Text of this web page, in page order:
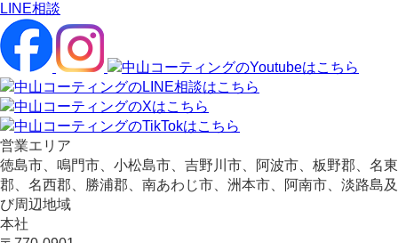
LINE相談
営業エリア
徳島市、鳴門市、小松島市、吉野川市、阿波市、板野郡、名東
郡、名西郡、勝浦郡、南あわじ市、洲本市、阿南市、淡路島及
び周辺地域
本社